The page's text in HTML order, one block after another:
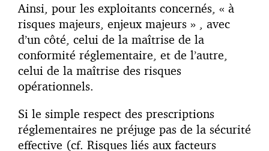
Ainsi, pour les exploitants concernés, « à
risques majeurs, enjeux majeurs » , avec
d’un côté, celui de la maîtrise de la
conformité réglementaire, et de l’autre,
celui de la maîtrise des risques
opérationnels.
Si le simple respect des prescriptions
réglementaires ne préjuge pas de la sécurité
effective (cf. Risques liés aux facteurs